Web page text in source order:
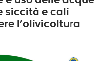
siccità e cali
l’olivicoltura